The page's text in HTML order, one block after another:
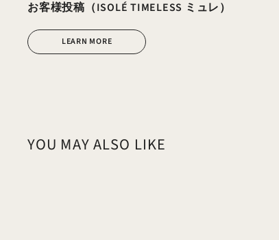
お客様投稿（ISOLÉ TIMELESS ミュレ）
LEARN MORE
YOU MAY ALSO LIKE